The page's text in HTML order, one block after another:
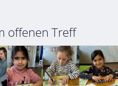
offenen Treff